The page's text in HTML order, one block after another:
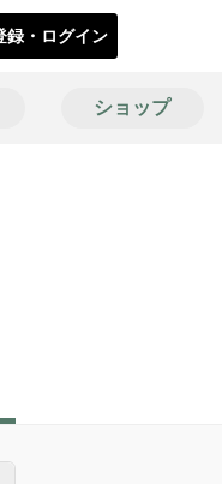
録・ログイン
ショップ